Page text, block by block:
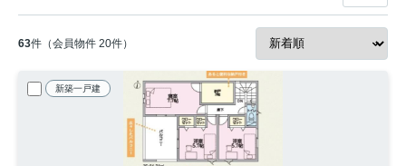
63件（会員物件 20件）
新築一戸建